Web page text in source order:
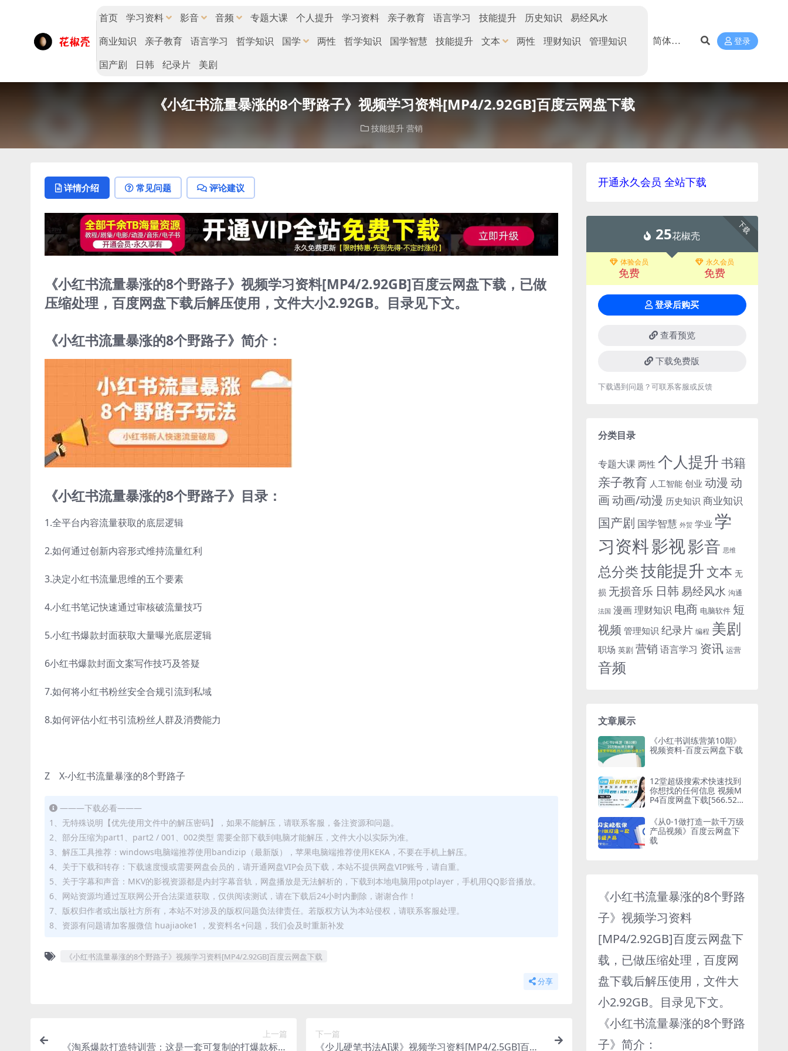
首页 学习资料 影音 音频 专题大课 个人提升 学习资料 亲子教育 语言学习 技能提升 历史知识
易经风水
商业知识
亲子教育 语言学习 哲学知识 国学 两性 哲学知识 国学智慧 技能提升 文本 两性 理财知识
管理知识
国产剧
日韩 纪录片 美剧
登录
《小红书流量暴涨的8个野路子》视频学习资料[MP4/2.92GB]百度云网盘下载
技能提升 营销
详情介绍 常见问题 评论建议
《小红书流量暴涨的8个野路子》视频学习资料[MP4/2.92GB]百度云网盘下载，已做
压缩处理，百度网盘下载后解压使用，文件大小2.92GB。目录见下文。
《小红书流量暴涨的8个野路子》简介：
《小红书流量暴涨的8个野路子》目录：
1.全平台内容流量获取的底层逻辑
2.如何通过创新内容形式维持流量红利
3.决定小红书流量思维的五个要素
4.小红书笔记快速通过审核破流量技巧
5.小红书爆款封面获取大量曝光底层逻辑
6小红书爆款封面文案写作技巧及答疑
7.如何将小红书粉丝安全合规引流到私域
8.如何评估小红书引流粉丝人群及消费能力
Z X-小红书流量暴涨的8个野路子
———下载必看———
1、无特殊说明【优先使用文件中的解压密码】，如果不能解压，请联系客服，备注资源和问题。
2、部分压缩为part1、part2 / 001、002类型 需要全部下载到电脑才能解压，文件大小以实际为准。
3、解压工具推荐：windows电脑端推荐使用bandizip（最新版），苹果电脑端推荐使用KEKA，不要在手机上解压。
4、关于下载和转存：下载速度慢或需要网盘会员的，请开通网盘VIP会员下载，本站不提供网盘VIP账号，请自重。
5、关于字幕和声音：MKV的影视资源都是内封字幕音轨，网盘播放是无法解析的，下载到本地电脑用potplayer，手机用QQ影音播放。
6、网站资源均通过互联网公开合法渠道获取，仅供阅读测试，请在下载后24小时内删除，谢谢合作！
7、版权归作者或出版社方所有，本站不对涉及的版权问题负法律责任。若版权方认为本站侵权，请联系客服处理。
8、资源有问题请加客服微信 huajiaoke1 ，发资料名+问题，我们会及时重新补发
《小红书流量暴涨的8个野路子》视频学习资料[MP4/2.92GB]百度云网盘下载
分享
上一篇
《淘系爆款打造特训营：这是一套可复制的打爆款标准
下一篇
《少儿硬笔书法AI课》视频学习资料[MP4/2.5GB]百度
开通永久会员 全站下载
下载
25花椒壳
体验会员
免费
永久会员
免费
登录后购买
查看预览
下载免费版
下载遇到问题？可联系客服或反馈
分类目录
专题大课 两性 个人提升书籍
亲子教育 人工智能 创业 动漫 动
画动画/动漫 历史知识 商业知识
国产剧 国学智慧 外贸 学业 学
习资料影视影音 思维
总分类技能提升文本 无
损 无损音乐 日韩 易经风水 沟通
法国 漫画理财知识 电商 电脑软件 短
视频 管理知识 纪录片 编程 美剧
职场 英剧 营销 语言学习 资讯 运营
音频
文章展示
《小红书训练营第10期》
视频资料-百度云网盘下载
12堂超级搜索术快速找到
你想找的任何信息 视频M
P4百度网盘下载[566.52M
《从0-1做打造一款千万级
产品视频》百度云网盘下
载
《小红书流量暴涨的8个野路
子》视频学习资料
[MP4/2.92GB]百度云网盘下
载，已做压缩处理，百度网
盘下载后解压使用，文件大
小2.92GB。目录见下文。
《小红书流量暴涨的8个野路
子》简介：